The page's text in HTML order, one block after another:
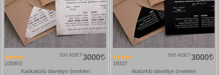
105853
3000
500 ADET
Karikatürlü davetiye örnekleri
19327
3000
500 ADET
Atatürklü davetiye örnekleri